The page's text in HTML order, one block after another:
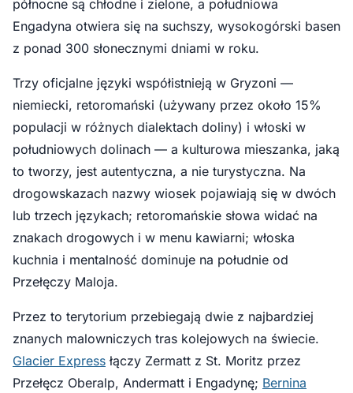
północne są chłodne i zielone, a południowa
Engadyna otwiera się na suchszy, wysokogórski basen
z ponad 300 słonecznymi dniami w roku.
Trzy oficjalne języki współistnieją w Gryzoni —
niemiecki, retoromański (używany przez około 15%
populacji w różnych dialektach doliny) i włoski w
południowych dolinach — a kulturowa mieszanka, jaką
to tworzy, jest autentyczna, a nie turystyczna. Na
drogowskazach nazwy wiosek pojawiają się w dwóch
lub trzech językach; retoromańskie słowa widać na
znakach drogowych i w menu kawiarni; włoska
kuchnia i mentalność dominuje na południe od
Przełęczy Maloja.
Przez to terytorium przebiegają dwie z najbardziej
znanych malowniczych tras kolejowych na świecie.
Glacier Express łączy Zermatt z St. Moritz przez
Przełęcz Oberalp, Andermatt i Engadynę; Bernina